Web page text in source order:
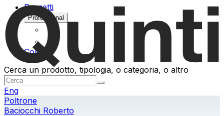
Progetti
Professional
Contatti
Cerca un prodotto, tipologia, o categoria, o altro
Eng
Poltrone
Baciocchi Roberto